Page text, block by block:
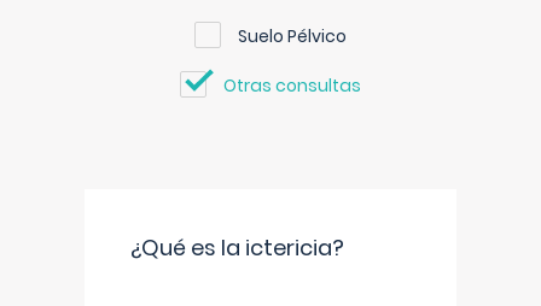
Suelo Pélvico
Otras consultas
¿Qué es la ictericia?